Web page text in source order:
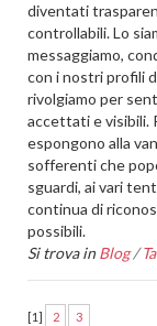
diventati
controllabili. Lo
messaggiamo,
con i nostri profili
rivolgiamo per
accettati e visibili.
espongono alla
sofferenti che
sguardi, ai vari
continua di
possibili.
Si trova in Blog /
[1] 2 3